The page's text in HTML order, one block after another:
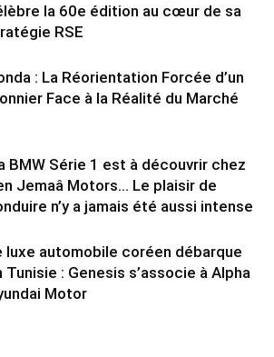
la 60e édition au cœur de sa
RSE
: La Réorientation Forcée d’un
Face à la Réalité du Marché
BMW Série 1 est à découvrir chez
Jemaâ Motors… Le plaisir de
n’y a jamais été aussi intense
luxe automobile coréen débarque
Tunisie : Genesis s’associe à Alpha
Motor